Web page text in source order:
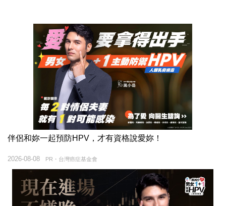
伴侶和妳一起預防HPV，才有資格說愛妳！
PR・台灣癌症基金會
2026-08-08